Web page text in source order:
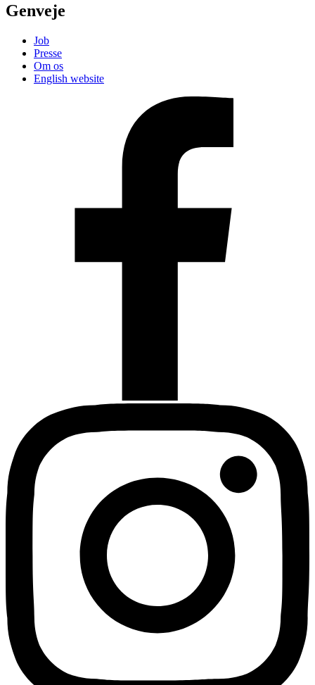
Genveje
Job
Presse
Om os
English website